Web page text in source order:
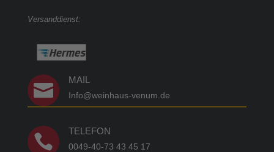
Versanddienst:

MAIL
Info@weinhaus-venum.de

TELEFON
0049-40-73 43 45 17